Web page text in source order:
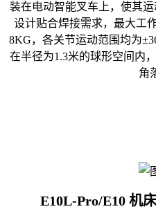
装在电动智能叉车 上，使其
设计贴合焊接需求，最大工
8KG，各关节运动范围均为
在半径为1.3米的球形空间内
角
E10L-Pro/E10 机